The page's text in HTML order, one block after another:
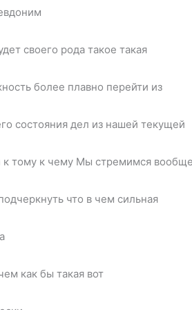
своего рода такое такая
более плавно перейти из
состояния дел из нашей текущей
к тому к чему Мы стремимся
что в чем сильная
как бы такая вот